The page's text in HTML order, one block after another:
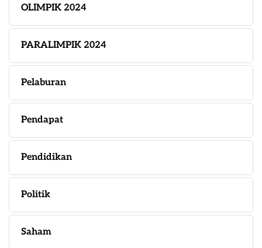
OLIMPIK 2024
PARALIMPIK 2024
Pelaburan
Pendapat
Pendidikan
Politik
Saham